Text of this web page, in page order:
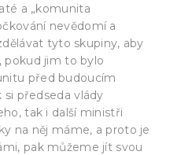
a „komunita
nevědomí a
tyto skupiny, aby
pokud jim to bylo
před budoucím
předseda vlády
tak i další ministři
na něj máme, a proto je
pak můžeme jít svou